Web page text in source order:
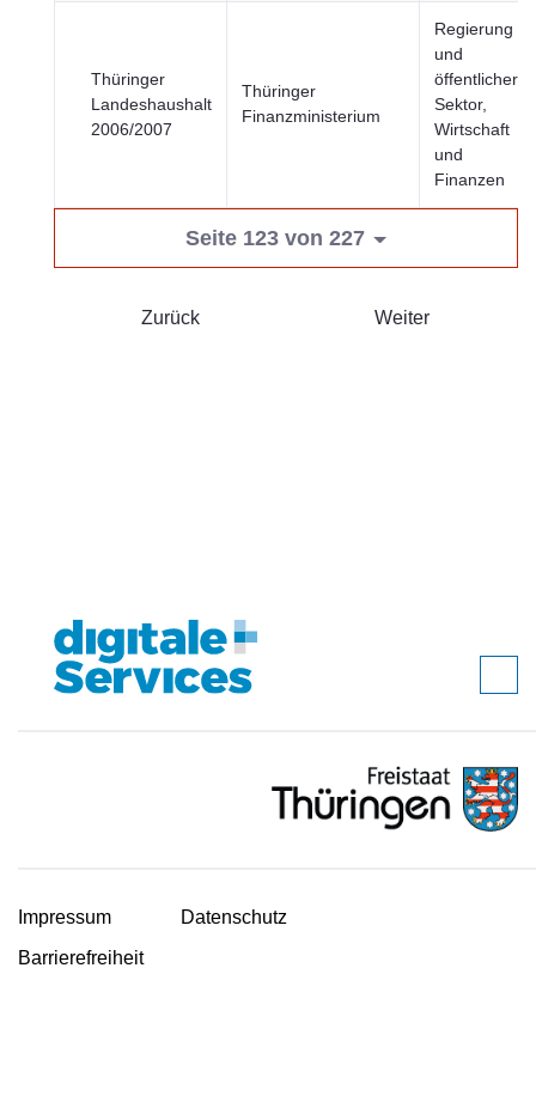
Thüringer
Landeshaushalt
2006/2007
Thüringer
Finanzministerium
Regierung
und
öffentlicher
Sektor,
Wirtschaft
und
Finanzen
Seite 123 von 227
Zurück Weiter
Impressum
Datenschutz
Barrierefreiheit